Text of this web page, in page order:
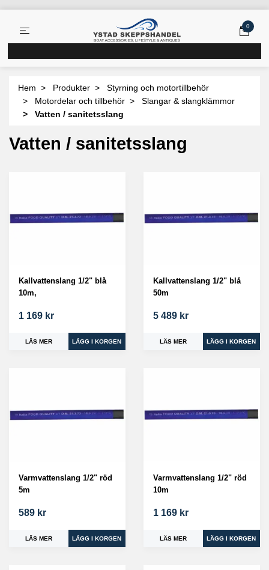
0
Hem Produkter
Styrning och motortillbehör
Motordelar och tillbehör
Slangar & slangklämmor
Vatten / sanitetsslang
Vatten / sanitetsslang
Kallvattenslang 1/2" blå
10m,
1 169 kr
LÄS MER
Kallvattenslang 1/2" blå
50m
5 489 kr
LÄS MER
Varmvattenslang 1/2" röd
5m
589 kr
LÄS MER
Varmvattenslang 1/2" röd
10m
1 169 kr
LÄS MER